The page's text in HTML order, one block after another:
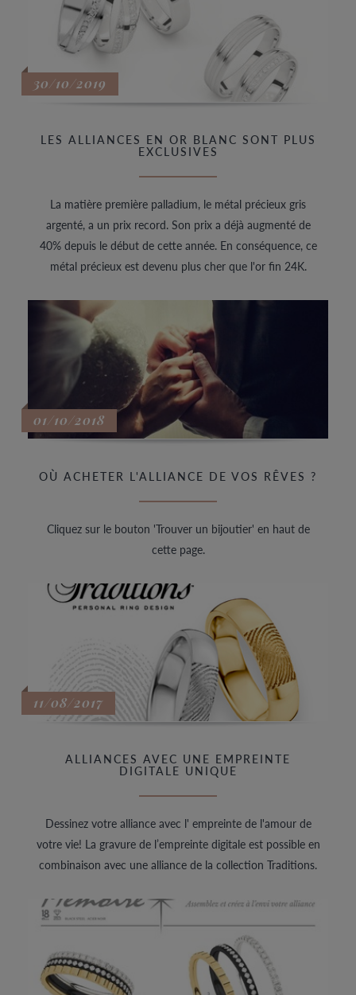
30/10/2019
LES ALLIANCES EN OR BLANC SONT PLUS
EXCLUSIVES
La matière première palladium, le métal précieux gris
argenté, a un prix record. Son prix a déjà augmenté de
40% depuis le début de cette année. En conséquence, ce
métal précieux est devenu plus cher que l'or fin 24K.
01/10/2018
OÙ ACHETER L'ALLIANCE DE VOS RÊVES ?
Cliquez sur le bouton 'Trouver un bijoutier' en haut de
cette page.
11/08/2017
ALLIANCES AVEC UNE EMPREINTE
DIGITALE UNIQUE
Dessinez votre alliance avec l' empreinte de l'amour de
votre vie! La gravure de l’empreinte digitale est possible en
combinaison avec une alliance de la collection Traditions.